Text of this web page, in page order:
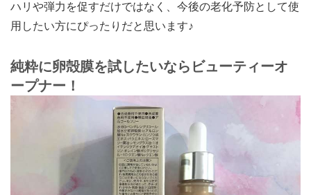
ハリや弾力を促すだけではなく、今後の老化予防として使
用したい方にぴったりだと思います♪
純粋に卵殻膜を試したいならビューティーオ
ープナー！